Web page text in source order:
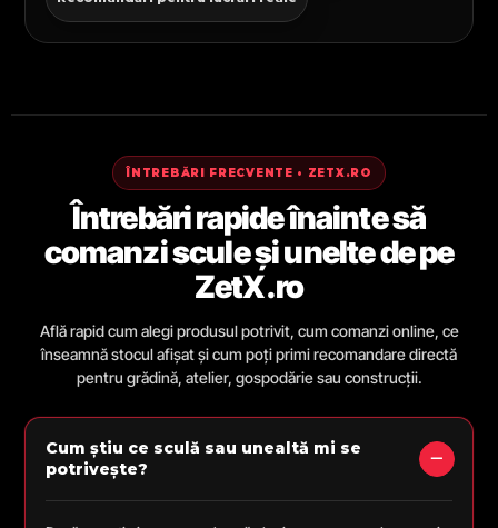
ÎNTREBĂRI FRECVENTE • ZETX.RO
Întrebări rapide înainte să
comanzi scule și unelte de pe
ZetX.ro
Află rapid cum alegi produsul potrivit, cum comanzi online, ce
înseamnă stocul afișat și cum poți primi recomandare directă
pentru grădină, atelier, gospodărie sau construcții.
Cum știu ce sculă sau unealtă mi se
potrivește?